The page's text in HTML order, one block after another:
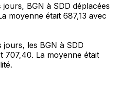
BGN à SDD déplacées
moyenne était 687,13 avec
les BGN à SDD
707,40. La moyenne était